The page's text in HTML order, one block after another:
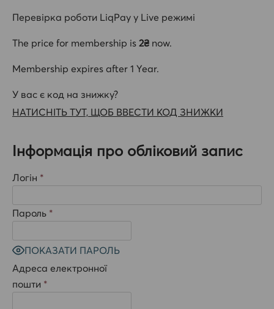
Перевірка роботи LiqPay у Live режимі
The price for membership is 2₴ now.
Membership expires after 1 Year.
У вас є код на знижку?
НАТИСНІТЬ ТУТ, ЩОБ ВВЕСТИ КОД ЗНИЖКИ
Інформація про обліковий запис
Логін *
Пароль *
ПОКАЗАТИ ПАРОЛЬ
Адреса електронної
пошти *